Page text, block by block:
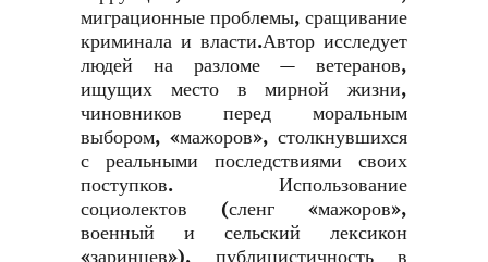
миграционные проблемы, сращивание
криминала и власти.Автор исследует
людей на разломе — ветеранов,
ищущих место в мирной жизни,
чиновников перед моральным
выбором, «мажоров», столкнувшихся
с реальными последствиями своих
поступков. Использование
социолектов (сленг «мажоров»,
военный и сельский лексикон
«заринцев»), публицистичность в